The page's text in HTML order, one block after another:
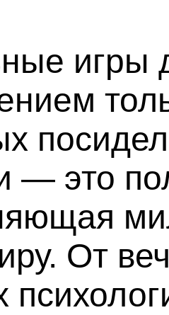
игры
— это
От